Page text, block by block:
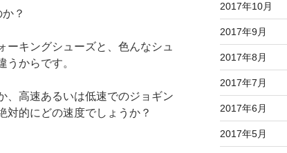
？
ーキングシューズと、色んなシュ
うからです。
、高速あるいは低速でのジョギン
対的にどの速度でしょうか？
2017年10月
2017年9月
2017年8月
2017年7月
2017年6月
2017年5月